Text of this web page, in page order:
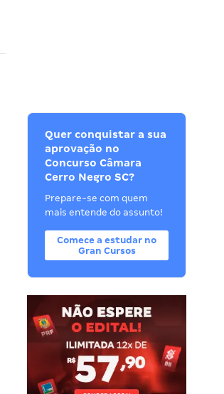
Quer conquistar a sua
aprovação no
Concurso Câmara
Cerro Negro SC?
Prepare-se com quem
mais entende do assunto!
Comece a estudar no
Gran Cursos